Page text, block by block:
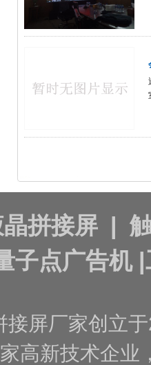
拼接屏 |
子点广告机|
接屏厂家创立
高新技术企